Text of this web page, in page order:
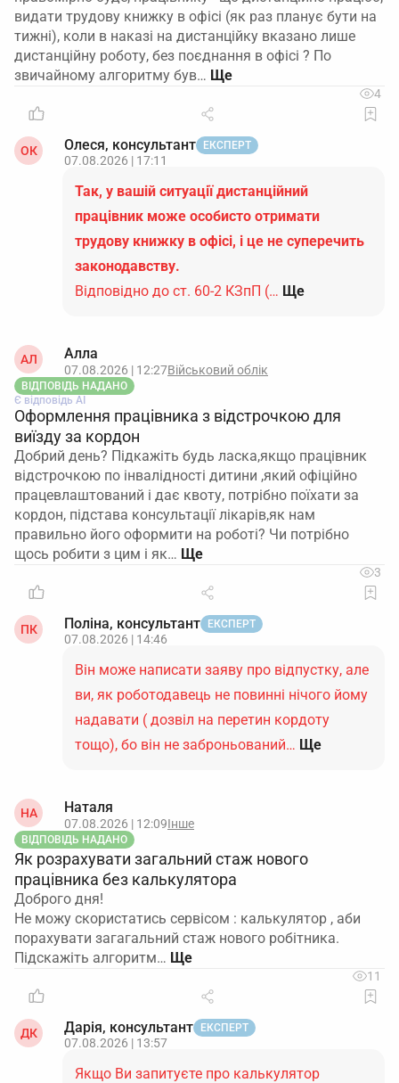
видати трудову книжку в офісі (як раз планує бути на
тижні), коли в наказі на дистанційку вказано лише
дистанційну роботу, без поєднання в офісі ? По
звичайному алгоритму був…
4
ОК Олеся, консультант ЕКСПЕРТ
07.08.2026 | 17:11
Так, у вашій ситуації дистанційний
працівник може особисто отримати
трудову книжку в офісі, і це не суперечить
законодавству.
Відповідно до ст. 60-2 КЗпП (… Ще
АЛ Алла
07.08.2026 | 12:27Військовий облік
ВІДПОВІДЬ НАДАНО
Є відповідь АІ
Оформлення працівника з відстрочкою для
виїзду за кордон
Добрий день? Підкажіть будь ласка,якщо працівник
відстрочкою по інвалідності дитини ,який офіційно
працевлаштований і дає квоту, потрібно поїхати за
кордон, підстава консультації лікарів,як нам
правильно його оформити на роботі? Чи потрібно
щось робити з цим і як…
3
ПК Поліна, консультант ЕКСПЕРТ
07.08.2026 | 14:46
Він може написати заяву про відпустку, але
ви, як роботодавець не повинні нічого йому
надавати ( дозвіл на перетин кордоту
тощо), бо він не заброньований… Ще
НА Наталя
07.08.2026 | 12:09Інше
ВІДПОВІДЬ НАДАНО
Як розрахувати загальний стаж нового
працівника без калькулятора
Доброго дня!
Не можу скористатись сервісом : калькулятор , аби
порахувати загагальний стаж нового робітника.
Підскажіть алгоритм…
11
ДК Дарія, консультант ЕКСПЕРТ
07.08.2026 | 13:57
Якщо Ви запитуєте про калькулятор